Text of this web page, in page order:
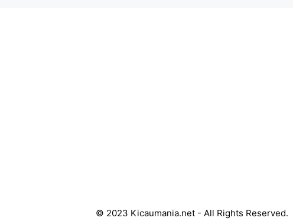
© 2023 Kicaumania.net - All Rights Reserved.